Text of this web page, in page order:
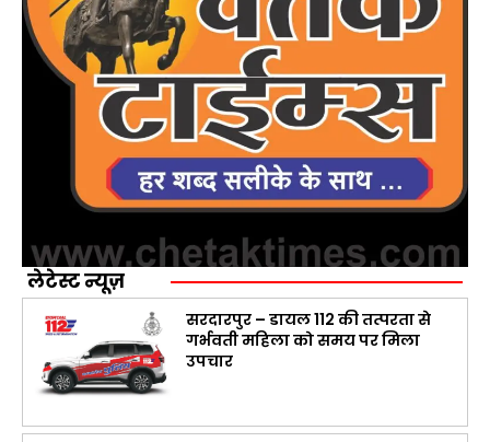
लेटेस्ट न्यूज़
सरदारपुर – डायल 112 की तत्परता से
गर्भवती महिला को समय पर मिला
उपचार